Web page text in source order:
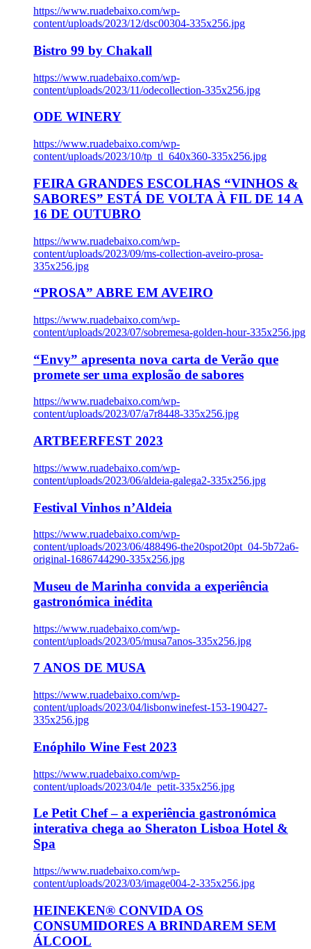
https://www.ruadebaixo.com/wp-
content/uploads/2023/12/dsc00304-335x256.jpg
Bistro 99 by Chakall
https://www.ruadebaixo.com/wp-
content/uploads/2023/11/odecollection-335x256.jpg
ODE WINERY
https://www.ruadebaixo.com/wp-
content/uploads/2023/10/tp_tl_640x360-335x256.jpg
FEIRA GRANDES ESCOLHAS “VINHOS &
SABORES” ESTÁ DE VOLTA À FIL DE 14 A
16 DE OUTUBRO
https://www.ruadebaixo.com/wp-
content/uploads/2023/09/ms-collection-aveiro-prosa-
335x256.jpg
“PROSA” ABRE EM AVEIRO
https://www.ruadebaixo.com/wp-
content/uploads/2023/07/sobremesa-golden-hour-335x256.jpg
“Envy” apresenta nova carta de Verão que
promete ser uma explosão de sabores
https://www.ruadebaixo.com/wp-
content/uploads/2023/07/a7r8448-335x256.jpg
ARTBEERFEST 2023
https://www.ruadebaixo.com/wp-
content/uploads/2023/06/aldeia-galega2-335x256.jpg
Festival Vinhos n’Aldeia
https://www.ruadebaixo.com/wp-
content/uploads/2023/06/488496-the20spot20pt_04-5b72a6-
original-1686744290-335x256.jpg
Museu de Marinha convida a experiência
gastronómica inédita
https://www.ruadebaixo.com/wp-
content/uploads/2023/05/musa7anos-335x256.jpg
7 ANOS DE MUSA
https://www.ruadebaixo.com/wp-
content/uploads/2023/04/lisbonwinefest-153-190427-
335x256.jpg
Enóphilo Wine Fest 2023
https://www.ruadebaixo.com/wp-
content/uploads/2023/04/le_petit-335x256.jpg
Le Petit Chef – a experiência gastronómica
interativa chega ao Sheraton Lisboa Hotel &
Spa
https://www.ruadebaixo.com/wp-
content/uploads/2023/03/image004-2-335x256.jpg
HEINEKEN® CONVIDA OS
CONSUMIDORES A BRINDAREM SEM
ÁLCOOL